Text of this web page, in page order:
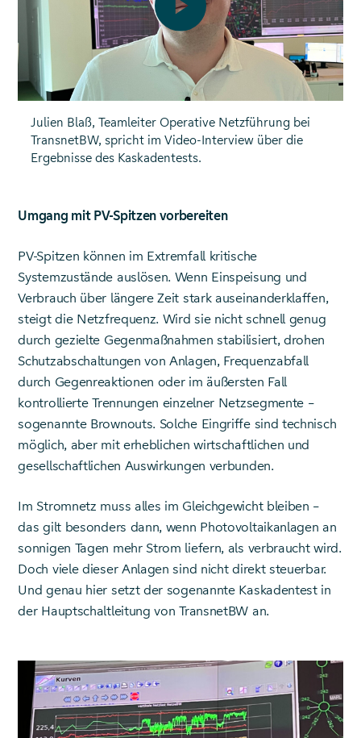
Julien Blaß, Teamleiter Operative Netzführung bei
TransnetBW, spricht im Video-Interview über die
Ergebnisse des Kaskadentests.
Umgang mit PV-Spitzen vorbereiten
PV-Spitzen können im Extremfall kritische
Systemzustände auslösen. Wenn Einspeisung und
Verbrauch über längere Zeit stark auseinanderklaffen,
steigt die Netzfrequenz. Wird sie nicht schnell genug
durch gezielte Gegenmaßnahmen stabilisiert, drohen
Schutzabschaltungen von Anlagen, Frequenzabfall
durch Gegenreaktionen oder im äußersten Fall
kontrollierte Trennungen einzelner Netzsegmente –
sogenannte Brownouts. Solche Eingriffe sind technisch
möglich, aber mit erheblichen wirtschaftlichen und
gesellschaftlichen Auswirkungen verbunden.
Im Stromnetz muss alles im Gleichgewicht bleiben –
das gilt besonders dann, wenn Photovoltaikanlagen an
sonnigen Tagen mehr Strom liefern, als verbraucht wird.
Doch viele dieser Anlagen sind nicht direkt steuerbar.
Und genau hier setzt der sogenannte Kaskadentest in
der Hauptschaltleitung von TransnetBW an.